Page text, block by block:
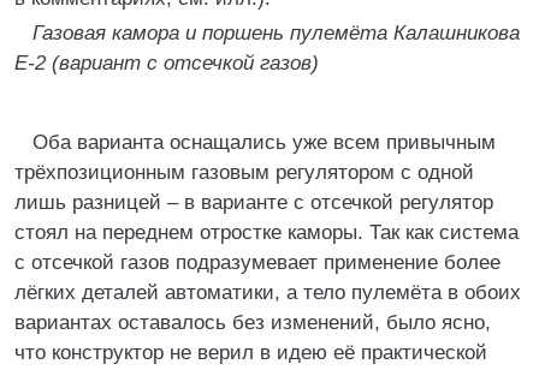
Газовая камора и поршень пулемёта Калашникова
Е-2 (вариант с отсечкой газов)
Оба варианта оснащались уже всем привычным
трёхпозиционным газовым регулятором с одной
лишь разницей – в варианте с отсечкой регулятор
стоял на переднем отростке каморы. Так как система
с отсечкой газов подразумевает применение более
лёгких деталей автоматики, а тело пулемёта в обоих
вариантах оставалось без изменений, было ясно,
что конструктор не верил в идею её практической